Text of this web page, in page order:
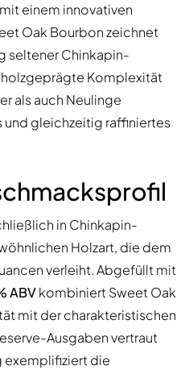
einem innovativen
Oak Bourbon zeichnet
seltener Chinkapin-
holzgeprägte Komplexität
als auch Neulinge
und gleichzeitig raffiniertes
in Chinkapin-
Holzart, die dem
verleiht. Abgefüllt mit
ABVkombiniert Sweet Oak
mit der charakteristischen
Ausgaben vertraut
exemplifiziert die